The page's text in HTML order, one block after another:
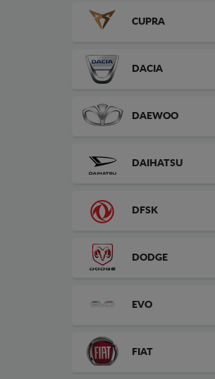
CUPRA
DACIA
DAEWOO
DAIHATSU
DFSK
DODGE
EVO
FIAT